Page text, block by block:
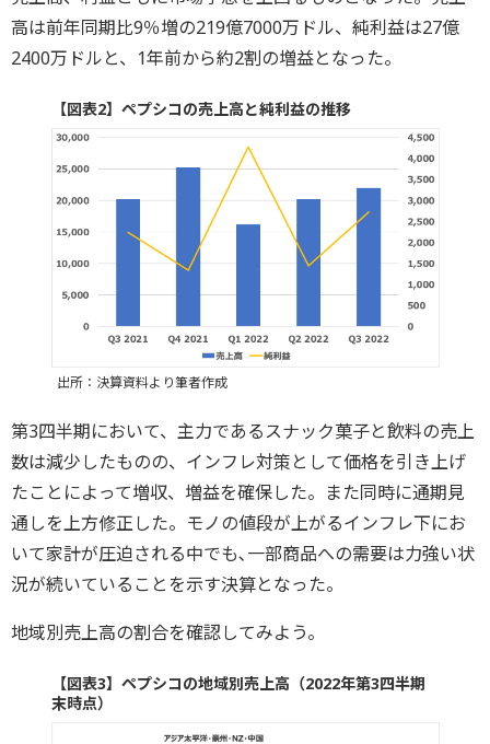
高は前年同期比9％増の219億7000万ドル、純利益は27億
2400万ドルと、1年前から約2割の増益となった。
【図表2】ペプシコの売上高と純利益の推移
出所：決算資料より筆者作成
第3四半期において、主力であるスナック菓子と飲料の売上
数は減少したものの、インフレ対策として価格を引き上げ
たことによって増収、増益を確保した。また同時に通期見
通しを上方修正した。モノの値段が上がるインフレ下にお
いて家計が圧迫される中でも､一部商品への需要は力強い状
況が続いていることを示す決算となった。
地域別売上高の割合を確認してみよう。
【図表3】ペプシコの地域別売上高（2022年第3四半期
末時点）